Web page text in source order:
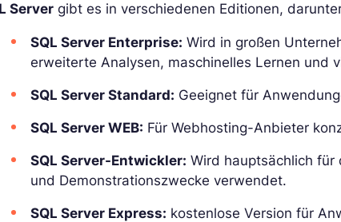
Server gibt es in verschiedenen Editionen,
SQL Server Enterprise: Wird in großen
erweiterte Analysen, maschinelles Lernen und
SQL Server Standard: Geeignet für
SQL Server WEB: Für Webhosting-Anbieter
SQL Server-Entwickler: Wird hauptsächlich
und Demonstrationszwecke verwendet.
SQL Server Express: kostenlose Version für